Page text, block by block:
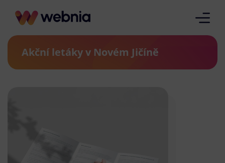
Akční letáky v Novém Jičíně